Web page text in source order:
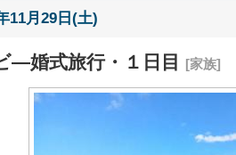
11月29日(土)
―婚式旅行・１日目 [家族]